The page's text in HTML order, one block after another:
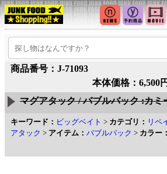
商品番号：J-71093
本体価格：6,500
マグアタック / バブルバック :カミ
キーワード： ビッグベイト > カテゴリ： リペ
アタック > アイテム： バブルバック > カラー：